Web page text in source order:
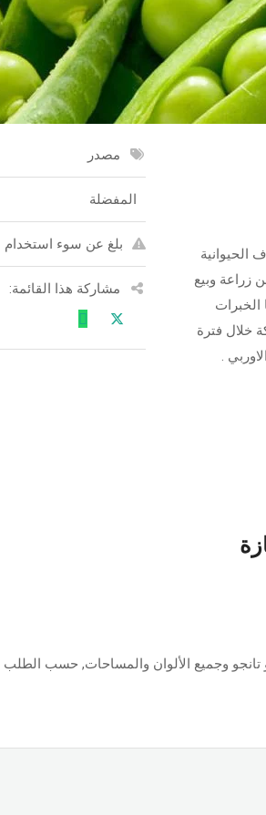
الحيوانية
زراعة وبيع
الخبرات
خلال فترة
.
مصدر
المفضلة
بلغ عن سوء استخدام
مشاركة هذا القائمة: